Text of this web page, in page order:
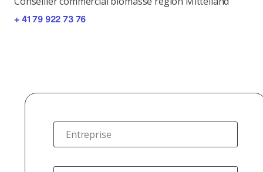
+ 41 79 922 73 76
Entreprise